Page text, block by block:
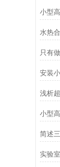
水热
浅析
小型
简述